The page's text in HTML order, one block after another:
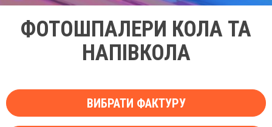
ФОТОШПАЛЕРИ КОЛА ТА
НАПІВКОЛА
ВИБРАТИ ФАКТУРУ